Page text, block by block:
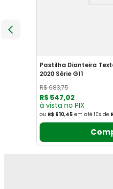
Pastilha Dianteira
2020 Série G11
R$683,75
R$ 547,02
à vista no PIX
ou R$ 610,45 em até 10x de